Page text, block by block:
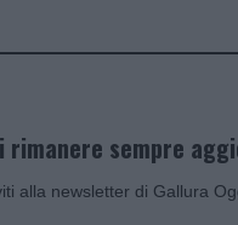
rimanere sempre
alla newsletter di Gallura